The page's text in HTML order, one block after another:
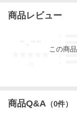
商品レビュー
3
この商品
商品Q&A （0件）